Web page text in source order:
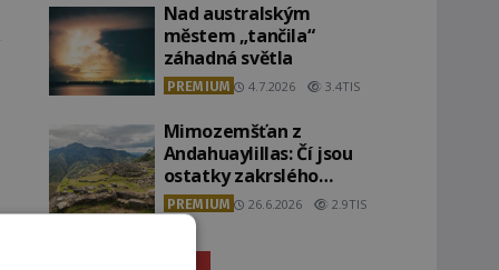
Nad australským
městem „tančila“
záhadná světla
PREMIUM 4.7.2026 3.4TIS
Mimozemšťan z
Andahuaylillas: Čí jsou
ostatky zakrslého
stvoření s ohromnou
lebkou?
PREMIUM 26.6.2026 2.9TIS